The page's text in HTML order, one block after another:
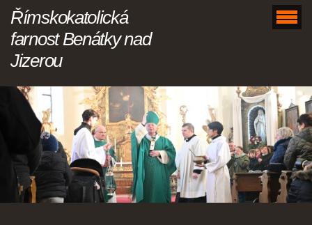
Římskokatolická
farnost Benátky nad
Jizerou